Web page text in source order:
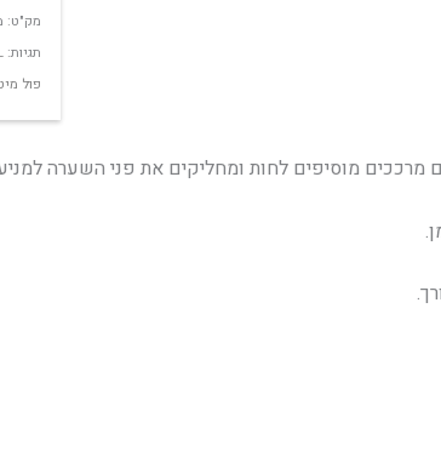
מק"ט:
תגיות:
פול
מרככים מוסיפים לחות ומחליקים את פני השערה